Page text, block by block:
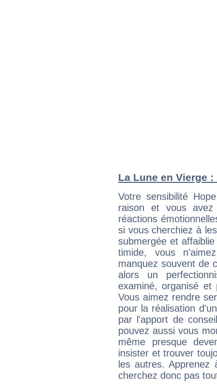
La Lune en Vierge
Votre sensibilité
raison et vous
réactions
si vous cherchiez à
submergée et
timide, vous
manquez souvent de
alors un
examiné, organisé et
Vous aimez rendre
pour la réalisation
par l'apport de
pouvez aussi vous
même presque
insister et trouver
les autres.
cherchez donc pas